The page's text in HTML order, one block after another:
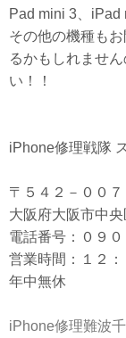
Pad mini 3、iPad
その他の機種も
るかもしれませ
い！！
iPhone修理戦隊
〒５４２－００７
大阪府大阪市中
電話番号：０９
営業時間：１２
年中無休
iPhone修理難波